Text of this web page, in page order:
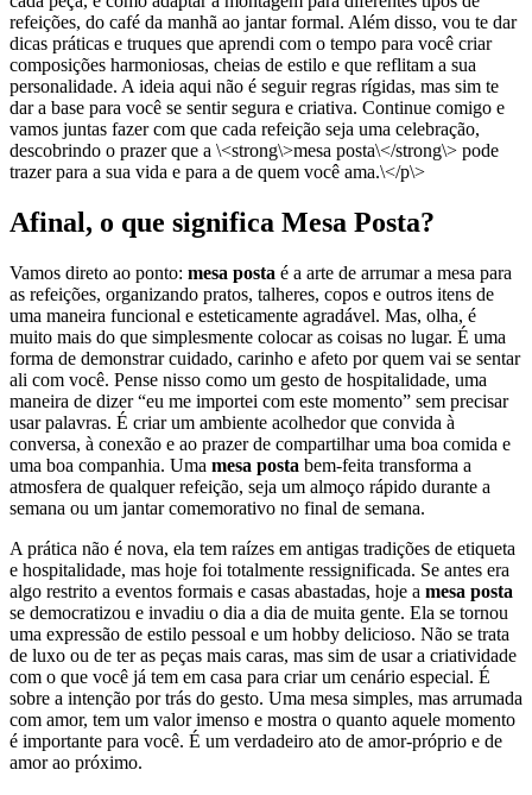
refeições, do café da manhã ao jantar formal. Além disso, vou te dar
dicas práticas e truques que aprendi com o tempo para você criar
composições harmoniosas, cheias de estilo e que reflitam a sua
personalidade. A ideia aqui não é seguir regras rígidas, mas sim te
dar a base para você se sentir segura e criativa. Continue comigo e
vamos juntas fazer com que cada refeição seja uma celebração,
descobrindo o prazer que a \<strong\>mesa posta\</strong\> pode
trazer para a sua vida e para a de quem você ama.\</p\>
Afinal, o que significa Mesa Posta?
Vamos direto ao ponto: mesa posta é a arte de arrumar a mesa para
as refeições, organizando pratos, talheres, copos e outros itens de
uma maneira funcional e esteticamente agradável. Mas, olha, é
muito mais do que simplesmente colocar as coisas no lugar. É uma
forma de demonstrar cuidado, carinho e afeto por quem vai se sentar
ali com você. Pense nisso como um gesto de hospitalidade, uma
maneira de dizer “eu me importei com este momento” sem precisar
usar palavras. É criar um ambiente acolhedor que convida à
conversa, à conexão e ao prazer de compartilhar uma boa comida e
uma boa companhia. Uma mesa posta bem-feita transforma a
atmosfera de qualquer refeição, seja um almoço rápido durante a
semana ou um jantar comemorativo no final de semana.
A prática não é nova, ela tem raízes em antigas tradições de etiqueta
e hospitalidade, mas hoje foi totalmente ressignificada. Se antes era
algo restrito a eventos formais e casas abastadas, hoje a mesa posta
se democratizou e invadiu o dia a dia de muita gente. Ela se tornou
uma expressão de estilo pessoal e um hobby delicioso. Não se trata
de luxo ou de ter as peças mais caras, mas sim de usar a criatividade
com o que você já tem em casa para criar um cenário especial. É
sobre a intenção por trás do gesto. Uma mesa simples, mas arrumada
com amor, tem um valor imenso e mostra o quanto aquele momento
é importante para você. É um verdadeiro ato de amor-próprio e de
amor ao próximo.